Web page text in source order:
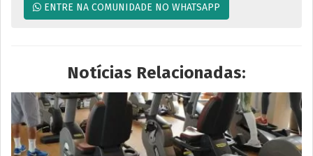
ENTRE NA COMUNIDADE NO WHATSAPP
Notícias Relacionadas: